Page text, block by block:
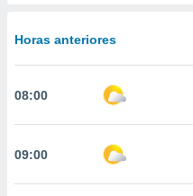
contenido
coste.
Horas anteriores
08:00
09:00